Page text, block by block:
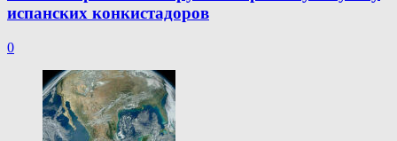
испанских конкистадоров
0